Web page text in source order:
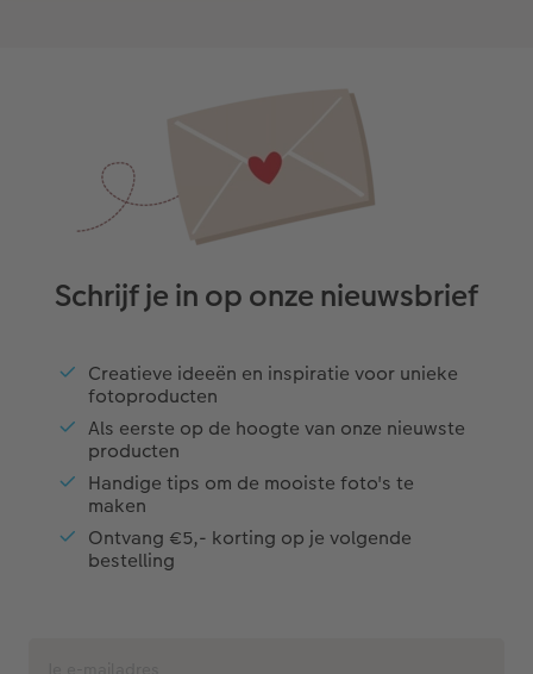
Schrijf je in op onze nieuwsbrief
Creatieve ideeën en inspiratie voor unieke
fotoproducten
Als eerste op de hoogte van onze nieuwste
producten
Handige tips om de mooiste foto's te
maken
Ontvang €5,- korting op je volgende
bestelling